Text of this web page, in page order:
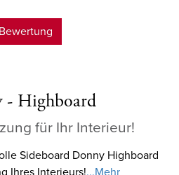
- Highboard
für Ihr Interieur!
Sideboard Donny Highboard